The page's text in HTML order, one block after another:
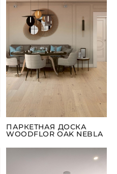
ПАРКЕТНАЯ ДОСКА
WOODFLOR OAK NEBLA